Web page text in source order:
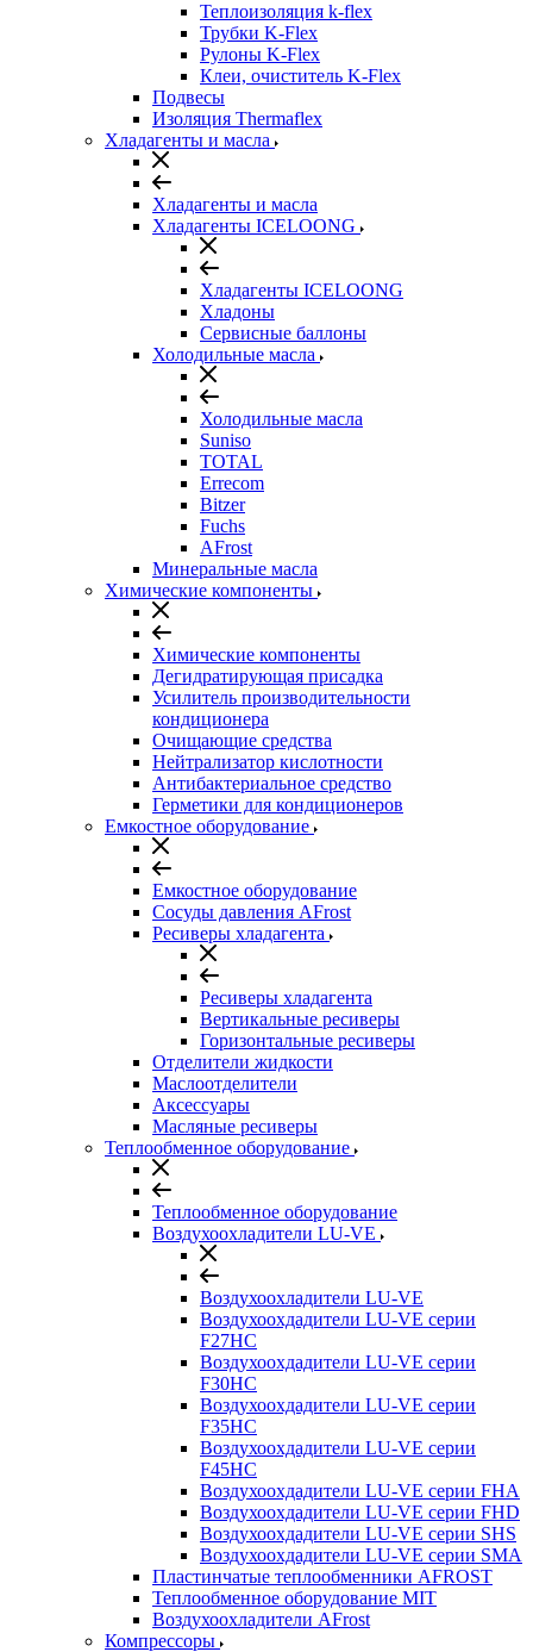
Теплоизоляция k-flex
Трубки K-Flex
Рулоны K-Flex
Клеи, очиститель K-Flex
Подвесы
Изоляция Thermaflex
Хладагенты и масла
Хладагенты и масла
Хладагенты ICELOONG
Хладагенты ICELOONG
Хладоны
Сервисные баллоны
Холодильные масла
Холодильные масла
Suniso
TOTAL
Errecom
Bitzer
Fuchs
AFrost
Минеральные масла
Химические компоненты
Химические компоненты
Дегидратирующая присадка
Усилитель производительности
кондиционера
Очищающие средства
Нейтрализатор кислотности
Антибактериальное средство
Герметики для кондиционеров
Емкостное оборудование
Емкостное оборудование
Сосуды давления AFrost
Ресиверы хладагента
Ресиверы хладагента
Вертикальные ресиверы
Горизонтальные ресиверы
Отделители жидкости
Маслоотделители
Аксессуары
Масляные ресиверы
Теплообменное оборудование
Теплообменное оборудование
Воздухоохладители LU-VE
Воздухоохладители LU-VE
Воздухоохдадители LU-VE серии
F27HC
Воздухоохдадители LU-VE серии
F30HC
Воздухоохдадители LU-VE серии
F35HC
Воздухоохдадители LU-VE серии
F45HC
Воздухоохдадители LU-VE серии FHA
Воздухоохдадители LU-VE серии FHD
Воздухоохдадители LU-VE серии SHS
Воздухоохдадители LU-VE серии SMA
Пластинчатые теплообменники AFROST
Теплообменное оборудование MIT
Воздухоохладители AFrost
Компрессоры